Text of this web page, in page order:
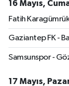
16 Mayıs,
Fatih
Gaziantep FK -
Samsunspor -
17 Mayıs,